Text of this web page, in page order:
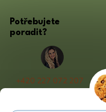
Potřebujete
poradit?
+420 227 072 207
(Po - Pá 9:00 - 17:00)